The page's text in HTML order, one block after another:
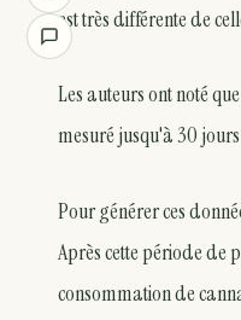
est très différente de
Les auteurs ont noté
mesuré jusqu'à 30
Pour générer ces
Après cette période de
consommation de